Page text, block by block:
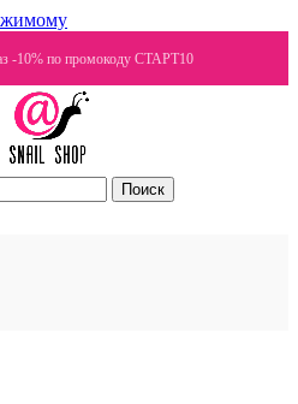
-10% по промокоду СТАРТ10
Поиск